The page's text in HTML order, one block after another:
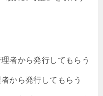
理者から発行してもらう
から発行してもらう